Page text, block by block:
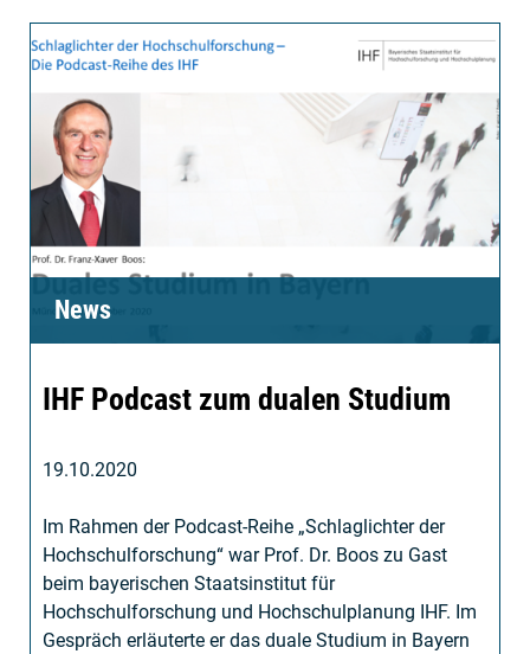
News
IHF Podcast zum dualen Studium
19.10.2020
Im Rahmen der Podcast-Reihe „Schlaglichter der
Hochschulforschung“ war Prof. Dr. Boos zu Gast
beim bayerischen Staatsinstitut für
Hochschulforschung und Hochschulplanung IHF. Im
Gespräch erläuterte er das duale Studium in Bayern